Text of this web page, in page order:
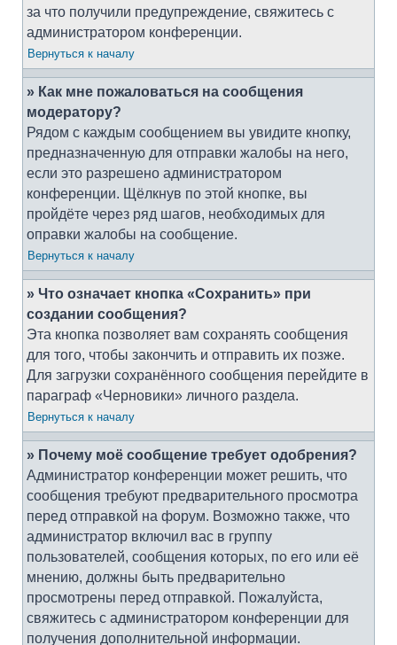
за что получили предупреждение, свяжитесь с
администратором конференции.
Вернуться к началу
» Как мне пожаловаться на сообщения
модератору?
Рядом с каждым сообщением вы увидите кнопку,
предназначенную для отправки жалобы на него,
если это разрешено администратором
конференции. Щёлкнув по этой кнопке, вы
пройдёте через ряд шагов, необходимых для
оправки жалобы на сообщение.
Вернуться к началу
» Что означает кнопка «Сохранить» при
создании сообщения?
Эта кнопка позволяет вам сохранять сообщения
для того, чтобы закончить и отправить их позже.
Для загрузки сохранённого сообщения перейдите в
параграф «Черновики» личного раздела.
Вернуться к началу
» Почему моё сообщение требует одобрения?
Администратор конференции может решить, что
сообщения требуют предварительного просмотра
перед отправкой на форум. Возможно также, что
администратор включил вас в группу
пользователей, сообщения которых, по его или её
мнению, должны быть предварительно
просмотрены перед отправкой. Пожалуйста,
свяжитесь с администратором конференции для
получения дополнительной информации.